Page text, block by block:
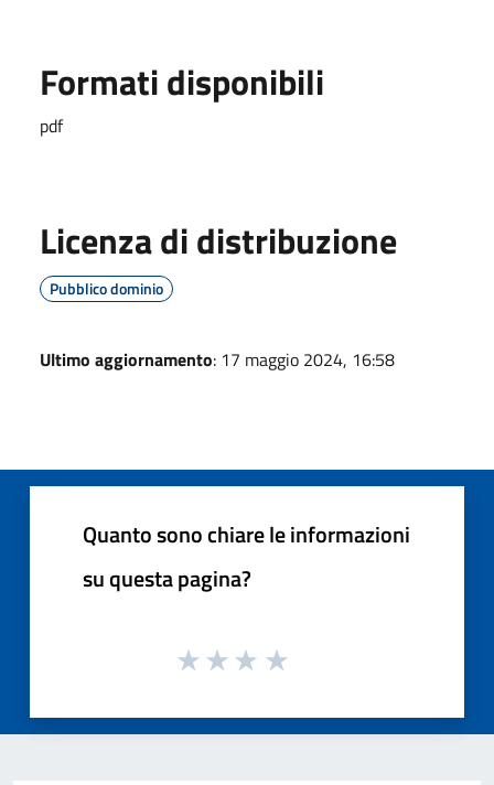
Formati disponibili
pdf
Licenza di distribuzione
Pubblico dominio
Ultimo aggiornamento: 17 maggio 2024, 16:58
Quanto sono chiare le informazioni
su questa pagina?